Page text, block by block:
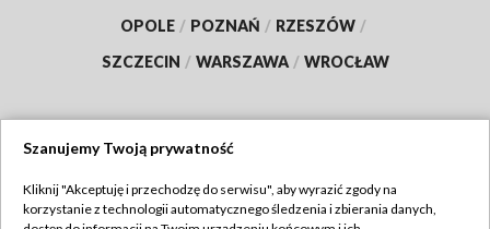
OPOLE / POZNAŃ / RZESZÓW /
SZCZECIN / WARSZAWA / WROCŁAW
TVP
Szanujemy Twoją prywatność
Kliknij "Akceptuję i przechodzę do serwisu", aby wyrazić zgody na
korzystanie z technologii automatycznego śledzenia i zbierania danych,